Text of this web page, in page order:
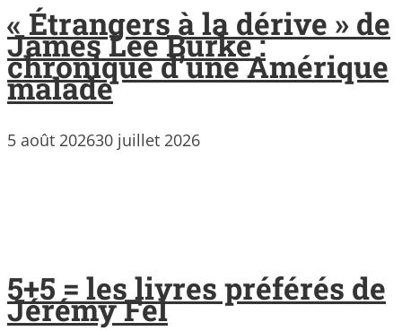
« Étrangers à la dérive » de
James Lee Burke :
chronique d’une Amérique
malade
5 août 202630 juillet 2026
5+5 = les livres préférés de
Jérémy Fel